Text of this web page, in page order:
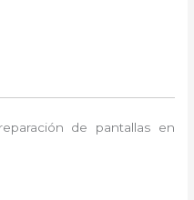
de pantallas en